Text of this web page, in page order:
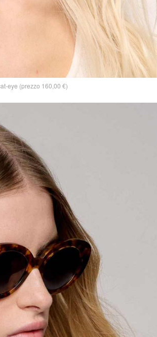
eye (prezzo 160,00 €)